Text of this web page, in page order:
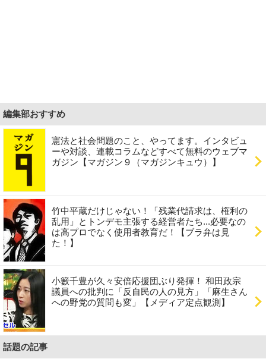
編集部おすすめ
憲法と社会問題のこと、やってます。インタビュ
ーや対談、連載コラムなどすべて無料のウェブマ
ガジン【マガジン９（マガジンキュウ）】
竹中平蔵だけじゃない！「残業代請求は、権利の
乱用」とトンデモ主張する経営者たち...必要なの
は高プロでなく使用者教育だ！【ブラ弁は見
た！】
小籔千豊が久々安倍応援団ぶり発揮！ 和田政宗
議員への批判に「反自民の人の見方」「麻生さん
への野党の質問も変」【メディア定点観測】
話題の記事